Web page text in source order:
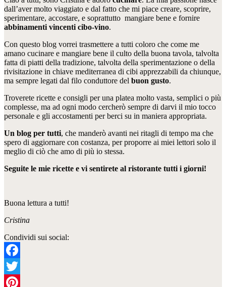
dall’aver molto viaggiato e dal fatto che mi piace creare, scoprire,
sperimentare, accostare, e soprattutto mangiare bene e fornire
abbinamenti vincenti cibo-vino.
Con questo blog vorrei trasmettere a tutti coloro che come me
amano cucinare e mangiare bene il culto della buona tavola, talvolta
fatta di piatti della tradizione, talvolta della sperimentazione o della
rivisitazione in chiave mediterranea di cibi apprezzabili da chiunque,
ma sempre legati dal filo conduttore del buon gusto.
Troverete ricette e consigli per una platea molto vasta, semplici o più
complesse, ma ad ogni modo cercherò sempre di darvi il mio tocco
personale e gli accostamenti per berci su in maniera appropriata.
Un blog per tutti, che manderò avanti nei ritagli di tempo ma che
spero di aggiornare con costanza, per proporre ai miei lettori solo il
meglio di ciò che amo di più io stessa.
Seguite le mie ricette e vi sentirete al ristorante tutti i giorni!
Buona lettura a tutti!
Cristina
Condividi sui social:
Facebook
Twitter